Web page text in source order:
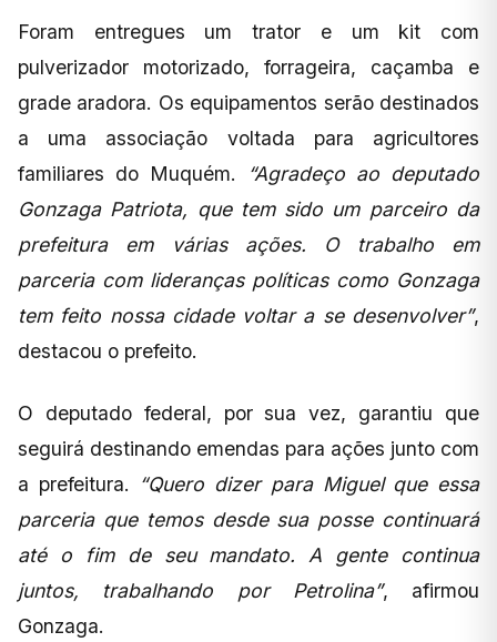
Foram entregues um trator e um kit com
pulverizador motorizado, forrageira, caçamba e
grade aradora. Os equipamentos serão destinados
a uma associação voltada para agricultores
familiares do Muquém.
“Agradeço ao deputado
Gonzaga Patriota, que tem sido um parceiro da
prefeitura em várias ações. O trabalho em
parceria com lideranças políticas como Gonzaga
tem feito nossa cidade voltar a se desenvolver”,
destacou o prefeito.
O deputado federal, por sua vez, garantiu que
seguirá destinando emendas para ações junto com
a prefeitura.
“Quero dizer para Miguel que essa
parceria que temos desde sua posse continuará
até o fim de seu mandato. A gente continua
juntos, trabalhando por Petrolina”, afirmou
Gonzaga.